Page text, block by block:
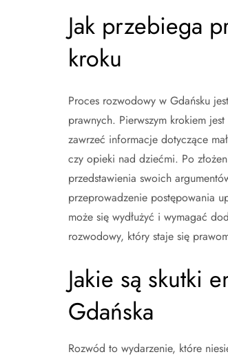
Jak przebiega
kroku
Proces rozwodowy w Gdańsku
prawnych. Pierwszym krokiem
zawrzeć informacje dotyczące
czy opieki nad dziećmi. Po
przedstawienia swoich
przeprowadzenie postępowania
może się wydłużyć i wymagać
rozwodowy, który staje się
Jakie są skutki
Gdańska
Rozwód to wydarzenie, które